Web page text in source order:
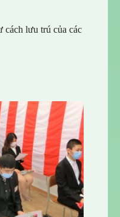
cách lưu trú của các